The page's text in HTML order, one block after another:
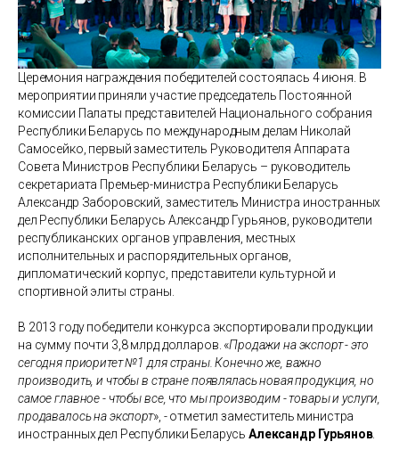
Церемония награждения победителей состоялась 4 июня. В
мероприятии приняли участие председатель Постоянной
комиссии Палаты представителей Национального собрания
Республики Беларусь по международным делам Николай
Самосейко, первый заместитель Руководителя Аппарата
Совета Министров Республики Беларусь – руководитель
секретариата Премьер-министра Республики Беларусь
Александр Заборовский, заместитель Министра иностранных
дел Республики Беларусь Александр Гурьянов, руководители
республиканских органов управления, местных
исполнительных и распорядительных органов,
дипломатический корпус, представители культурной и
спортивной элиты страны.
В 2013 году победители конкурса экспортировали продукции
на сумму почти 3,8 млрд долларов. «Продажи на экспорт - это
сегодня приоритет №1 для страны. Конечно же, важно
производить, и чтобы в стране появлялась новая продукция, но
самое главное - чтобы все, что мы производим - товары и услуги,
продавалось на экспорт», - отметил заместитель министра
иностранных дел Республики Беларусь Александр Гурьянов.